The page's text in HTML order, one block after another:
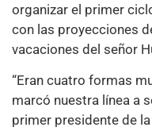
organizar el primer
con las proyecciones
vacaciones del señor
“Eran cuatro formas
marcó nuestra línea a
primer presidente de